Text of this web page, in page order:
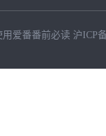
用爱番番前必读 沪ICP